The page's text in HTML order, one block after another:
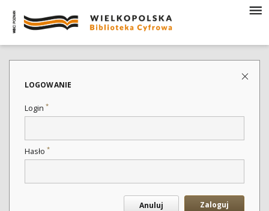
LOGOWANIE
Login *
Hasło *
Anuluj Zaloguj